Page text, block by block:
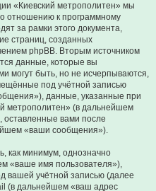
«Киевский метрополитен» мы
отношению к программному
за рамки этого документа,
страниц, созданных
phpBB. Вторым источником
данные, которые вы
могут быть, но не исчерпываются,
под учётной записью
данные, указанные при
метрополитен» (в дальнейшем
оставленные вами после
«ваши сообщения»).
как минимум, однозначно
«ваше имя пользователя»),
вашей учётной записью (далее
(в дальнейшем «ваш адрес